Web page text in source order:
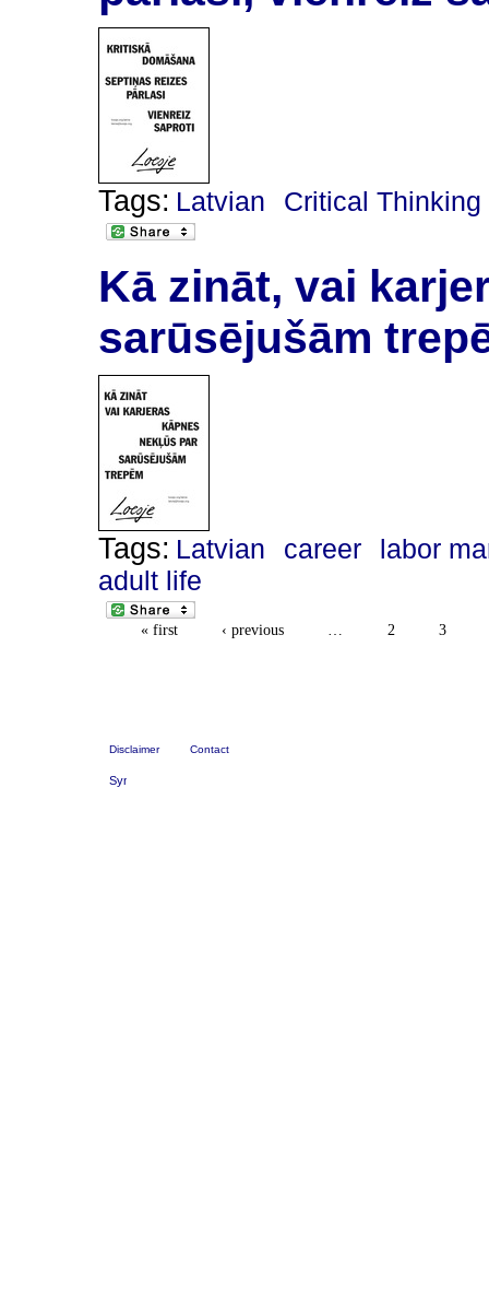
Tags: Latvian Critical Thinking
Kā zināt, vai
sarūsējušām
Tags: Latvian career
labor
adult life
« first ‹ previous … 2 3
Disclaimer Contact